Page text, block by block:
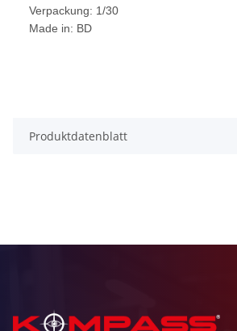
Verpackung: 1/30
Made in: BD
Produktdatenblatt